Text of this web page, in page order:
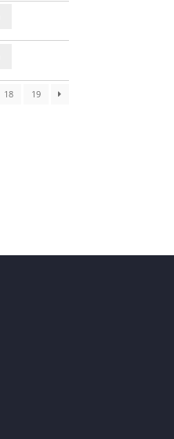
18 19